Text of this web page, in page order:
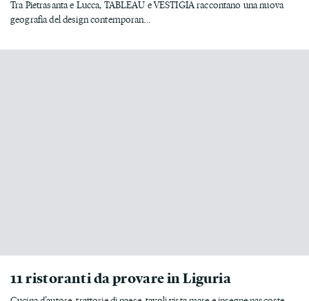
Tra Pietrasanta e Lucca, TABLEAU e VESTIGIA raccontano una nuova
geografia del design contemporan...
11 ristoranti da provare in Liguria